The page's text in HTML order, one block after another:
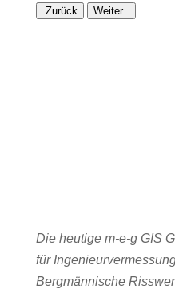
Zurück
Weiter
Die heutige m-e-g GIS
für
Bergmännische